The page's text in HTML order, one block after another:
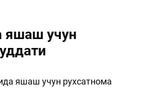
яшаш учун
яшаш учун рухсатнома